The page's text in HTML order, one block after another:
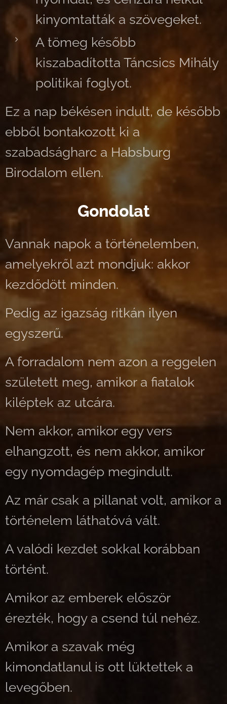
kinyomtatták a szövegeket.
A tömeg később
kiszabadította Táncsics Mihály
politikai foglyot.
Ez a nap békésen indult, de később
ebből bontakozott ki a
szabadságharc a Habsburg
Birodalom ellen.
Gondolat
Vannak napok a történelemben,
amelyekről azt mondjuk: akkor
kezdődött minden.
Pedig az igazság ritkán ilyen
egyszerű.
A forradalom nem azon a reggelen
született meg, amikor a fiatalok
kiléptek az utcára.
Nem akkor, amikor egy vers
elhangzott, és nem akkor, amikor
egy nyomdagép megindult.
Az már csak a pillanat volt, amikor a
történelem láthatóvá vált.
A valódi kezdet sokkal korábban
történt.
Amikor az emberek először
érezték, hogy a csend túl nehéz.
Amikor a szavak még
kimondatlanul is ott lüktettek a
levegőben.